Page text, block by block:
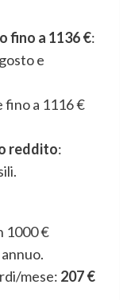
fino a 1136 €:
e
fino a 1116 €
reddito:
1000 €
annuo.
mese: 207 €